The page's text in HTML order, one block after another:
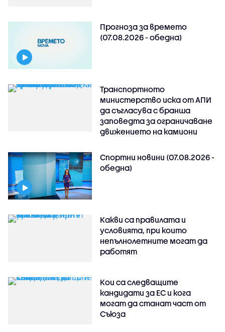
Прогноза за времето
(07.08.2026 - обедна)
Транспортното
министерство иска от АПИ
да съгласува с бранша
заповедта за ограничаване
движението на камиони
Спортни новини (07.08.2026 -
обедна)
Какви са правилата и
условията, при които
непълнолетните могат да
работят
Кои са следващите
кандидати за ЕС и кога
могат да станат част от
Съюза